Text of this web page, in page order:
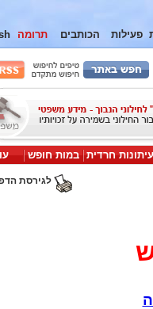
פעילות הכותבים תרומה
עיתונות חרדית במות חופש
לגירסת